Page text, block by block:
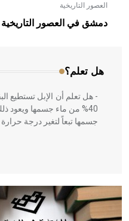
العصور التاريخية
دمشق في العصور التاريخية
هل تعلم؟
- هل تعلم أن الأبلق نوع من
بالعمارة الإسلامية في
المعمار على بناء مداميكه
- هل تعلم أن الإبل تستطيع
40% من ماء جسمها ويعود
جسمها تبعاً لتغير درجة حرارة
- هل تعلم أن أبقراط
الحكم، الأدلة، تنظيم
له الفضل بأنه حرر الطب من